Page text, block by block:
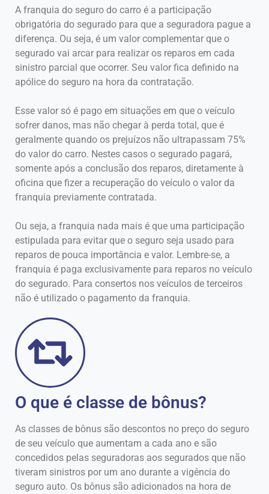
A franquia do seguro do carro é a participação
obrigatória do segurado para que a seguradora pague a
diferença. Ou seja, é um valor complementar que o
segurado vai arcar para realizar os reparos em cada
sinistro parcial que ocorrer. Seu valor fica definido na
apólice do seguro na hora da contratação.
Esse valor só é pago em situações em que o veículo
sofrer danos, mas não chegar à perda total, que é
geralmente quando os prejuízos não ultrapassam 75%
do valor do carro. Nestes casos o segurado pagará,
somente após a conclusão dos reparos, diretamente à
oficina que fizer a recuperação do veículo o valor da
franquia previamente contratada.
Ou seja, a franquia nada mais é que uma participação
estipulada para evitar que o seguro seja usado para
reparos de pouca importância e valor. Lembre-se, a
franquia é paga exclusivamente para reparos no veículo
do segurado. Para consertos nos veículos de terceiros
não é utilizado o pagamento da franquia.
O que é classe de bônus?
As classes de bônus são descontos no preço do seguro
de seu veículo que aumentam a cada ano e são
concedidos pelas seguradoras aos segurados que não
tiveram sinistros por um ano durante a vigência do
seguro auto. Os bônus são adicionados na hora de